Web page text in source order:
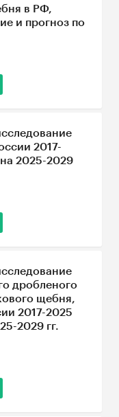
в РФ,
и прогноз по
2017-
2025-2029
дробленого
щебня,
2017-2025
2029 гг.